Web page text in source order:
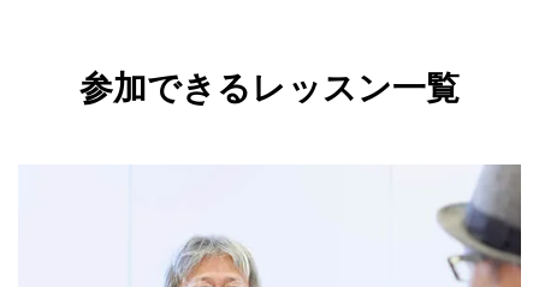
参加できるレッスン一覧